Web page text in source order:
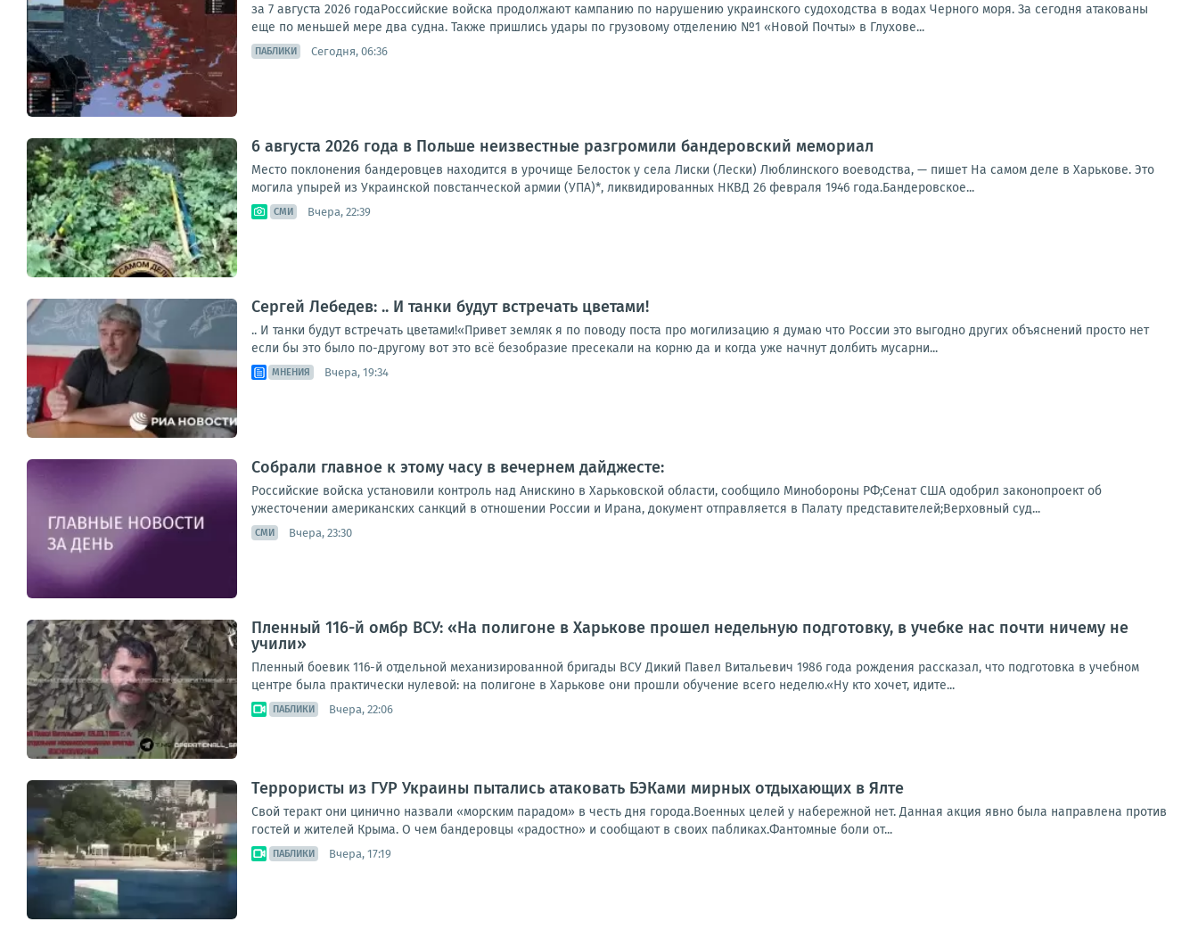
за 7 августа 2026 годаРоссийские войска продолжают кампанию по нарушению украинского судоходства в водах Черного моря. За сегодня атакованы
еще по меньшей мере два судна. Также пришлись удары по грузовому отделению №1 «Новой Почты» в Глухове...
ПАБЛИКИ Сегодня, 06:36
6 августа 2026 года в Польше неизвестные разгромили бандеровский мемориал
Место поклонения бандеровцев находится в урочище Белосток у села Лиски (Лески) Люблинского воеводства, — пишет На самом деле в Харькове. Это
могила упырей из Украинской повстанческой армии (УПА)*, ликвидированных НКВД 26 февраля 1946 года.Бандеровское...
СМИ Вчера, 22:39
Сергей Лебедев: .. И танки будут встречать цветами!
.. И танки будут встречать цветами!«Привет земляк я по поводу поста про могилизацию я думаю что России это выгодно других объяснений просто нет
если бы это было по-другому вот это всё безобразие пресекали на корню да и когда уже начнут долбить мусарни...
МНЕНИЯ Вчера, 19:34
Собрали главное к этому часу в вечернем дайджесте:
Российские войска установили контроль над Анискино в Харьковской области, сообщило Минобороны РФ;Сенат США одобрил законопроект об
ужесточении американских санкций в отношении России и Ирана, документ отправляется в Палату представителей;Верховный суд...
СМИ Вчера, 23:30
Пленный 116-й омбр ВСУ: «На полигоне в Харькове прошел недельную подготовку, в учебке нас почти ничему не
учили»
Пленный боевик 116-й отдельной механизированной бригады ВСУ Дикий Павел Витальевич 1986 года рождения рассказал, что подготовка в учебном
центре была практически нулевой: на полигоне в Харькове они прошли обучение всего неделю.«Ну кто хочет, идите...
ПАБЛИКИ Вчера, 22:06
Террористы из ГУР Украины пытались атаковать БЭКами мирных отдыхающих в Ялте
Свой теракт они цинично назвали «морским парадом» в честь дня города.Военных целей у набережной нет. Данная акция явно была направлена против
гостей и жителей Крыма. О чем бандеровцы «радостно» и сообщают в своих пабликах.Фантомные боли от...
ПАБЛИКИ Вчера, 17:19